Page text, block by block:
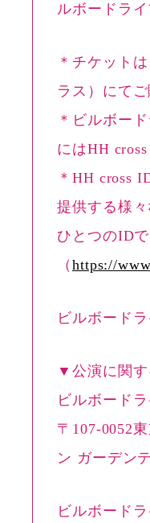
ルボードライ
＊チケット
ラス）にて
＊ビルボー
にはHH
＊HH cross
提供する様々
ひとつのID
（ https://
ビルボードラ
▼公演に関す
ビルボード
〒107-0052
ン ガーデン
ビルボード